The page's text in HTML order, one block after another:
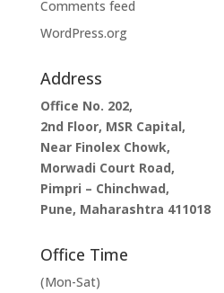
Comments feed
WordPress.org
Address
Office No. 202,
2nd Floor, MSR Capital,
Near Finolex Chowk,
Morwadi Court Road,
Pimpri – Chinchwad,
Pune, Maharashtra 411018
Office Time
(Mon-Sat)